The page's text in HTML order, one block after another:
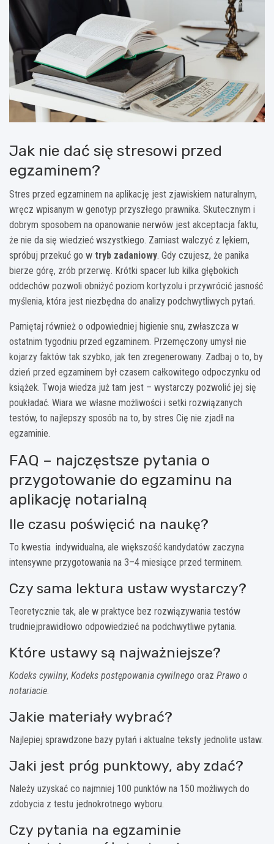
Jak nie dać się stresowi przed
egzaminem?
Stres przed egzaminem na aplikację jest zjawiskiem naturalnym,
wręcz wpisanym w genotyp przyszłego prawnika. Skutecznym i
dobrym sposobem na opanowanie nerwów jest akceptacja faktu,
że nie da się wiedzieć wszystkiego. Zamiast walczyć z lękiem,
spróbuj przekuć go w tryb zadaniowy. Gdy czujesz, że panika
bierze górę, zrób przerwę. Krótki spacer lub kilka głębokich
oddechów pozwoli obniżyć poziom kortyzolu i przywrócić jasność
myślenia, która jest niezbędna do analizy podchwytliwych pytań.
Pamiętaj również o odpowiedniej higienie snu, zwłaszcza w
ostatnim tygodniu przed egzaminem. Przemęczony umysł nie
kojarzy faktów tak szybko, jak ten zregenerowany. Zadbaj o to, by
dzień przed egzaminem był czasem całkowitego odpoczynku od
książek. Twoja wiedza już tam jest – wystarczy pozwolić jej się
poukładać. Wiara we własne możliwości i setki rozwiązanych
testów, to najlepszy sposób na to, by stres Cię nie zjadł na
egzaminie.
FAQ – najczęstsze pytania o
przygotowanie do egzaminu na
aplikację notarialną
Ile czasu poświęcić na naukę?
To kwestia indywidualna, ale większość kandydatów zaczyna
intensywne przygotowania na 3–4 miesiące przed terminem.
Czy sama lektura ustaw wystarczy?
Teoretycznie tak, ale w praktyce bez rozwiązywania testów
trudniejprawidłowo odpowiedzieć na podchwytliwe pytania.
Które ustawy są najważniejsze?
Kodeks cywilny, Kodeks postępowania cywilnego oraz Prawo o
notariacie.
Jakie materiały wybrać?
Najlepiej sprawdzone bazy pytań i aktualne teksty jednolite ustaw.
Jaki jest próg punktowy, aby zdać?
Należy uzyskać co najmniej 100 punktów na 150 możliwych do
zdobycia z testu jednokrotnego wyboru.
Czy pytania na egzaminie